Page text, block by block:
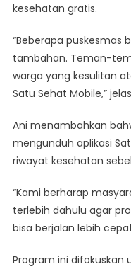
kesehatan gratis.
“Beberapa puskesmas
tambahan. Teman-
warga yang kesulitan
Satu Sehat Mobile,”
Ani menambahkan
mengunduh aplikasi
riwayat kesehatan
“Kami berharap
terlebih dahulu agar
bisa berjalan lebih
Program ini difokuskan